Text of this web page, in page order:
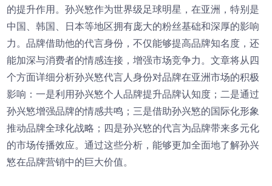
的提升作用。孙兴慜作为世界级足球明星，在亚洲，特别是
中国、韩国、日本等地区拥有庞大的粉丝基础和深厚的影响
力。品牌借助他的代言身份，不仅能够提高品牌知名度，还
能加深与消费者的情感连接，增强市场竞争力。文章将从四
个方面详细分析孙兴慜代言人身份对品牌在亚洲市场的积极
影响：一是利用孙兴慜个人品牌提升品牌认知度；二是通过
孙兴慜增强品牌的情感共鸣；三是借助孙兴慜的国际化形象
推动品牌全球化战略；四是孙兴慜的代言为品牌带来多元化
的市场传播效应。通过这些分析，能够更加全面地了解孙兴
慜在品牌营销中的巨大价值。